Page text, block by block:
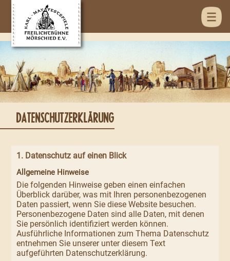
DATENSCHUTZERKLÄRUNG
1. Datenschutz auf einen Blick
Allgemeine Hinweise
Die folgenden Hinweise geben einen einfachen
Überblick darüber, was mit Ihren personenbezogenen
Daten passiert, wenn Sie diese Website besuchen.
Personenbezogene Daten sind alle Daten, mit denen
Sie persönlich identifiziert werden können.
Ausführliche Informationen zum Thema Datenschutz
entnehmen Sie unserer unter diesem Text
aufgeführten Datenschutzerklärung.